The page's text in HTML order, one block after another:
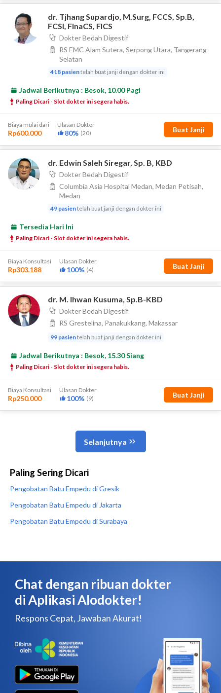
Paling Sering Dicari
Pengobatan Batu Empedu di Gresik
Pengobatan Batu Empedu di Jakarta
Pengobatan Batu Empedu di Surabaya